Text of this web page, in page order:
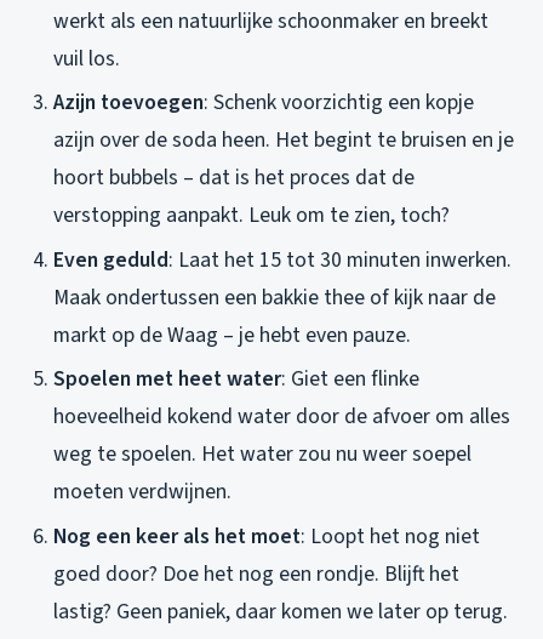
werkt als een natuurlijke schoonmaker en breekt
vuil los.
Azijn toevoegen: Schenk voorzichtig een kopje
azijn over de soda heen. Het begint te bruisen en je
hoort bubbels – dat is het proces dat de
verstopping aanpakt. Leuk om te zien, toch?
Even geduld: Laat het 15 tot 30 minuten inwerken.
Maak ondertussen een bakkie thee of kijk naar de
markt op de Waag – je hebt even pauze.
Spoelen met heet water: Giet een flinke
hoeveelheid kokend water door de afvoer om alles
weg te spoelen. Het water zou nu weer soepel
moeten verdwijnen.
Nog een keer als het moet: Loopt het nog niet
goed door? Doe het nog een rondje. Blijft het
lastig? Geen paniek, daar komen we later op terug.